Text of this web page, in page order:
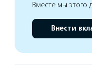
Вместе мы этого
Внести